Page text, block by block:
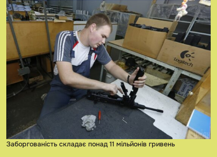
Заборгованість складає понад 11 мільйонів гривень